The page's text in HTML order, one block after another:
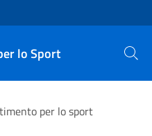
lo Sport Cerca
per lo sport